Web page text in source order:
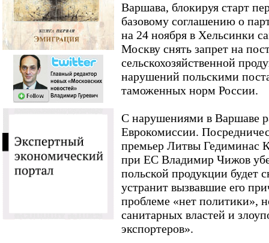
Варшава, блокируя старт
базовому соглашению о
на 24 ноября в Хельсинки
Москву снять запрет на
сельскохозяйственной
нарушений польскими
таможенных норм России.
С нарушениями в Варшаве
Еврокомиссии.
премьер Литвы Гедиминас
при ЕС Владимир Чижов
польской продукции будет
устранит вызвавшие его
проблеме «нет политики»,
санитарных властей и
экспортеров».